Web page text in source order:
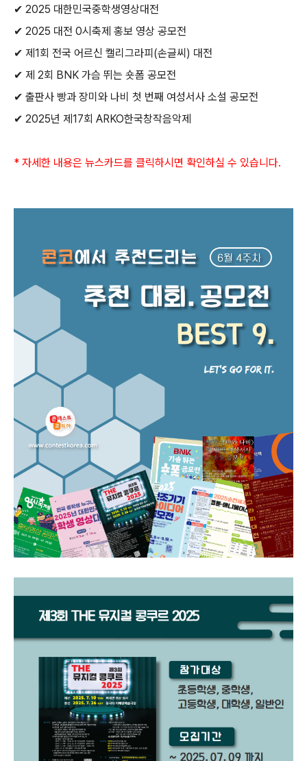
✔ 2025 대한민국중학생영상대전
✔ 2025 대전 0시축제 홍보 영상 공모전
✔ 제 1회 전국 어르신 캘리그라피 (손글씨 ) 대전
✔ 제 2회 BNK 가슴 뛰는 숏폼 공모전
✔ 출판사 빵과 장미와 나비 첫 번째 여성서사 소설 공모전
✔ 2025년 제 17회 ARKO한국창작음악제
* 자세한 내용은 뉴스카드를 클릭하시면 확인하실 수 있습니다.